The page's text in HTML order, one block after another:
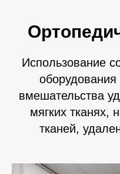
Использование
оборудования
вмешательства
мягких тканях,
тканей,